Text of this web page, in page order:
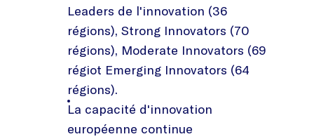
Leaders de l'innovation (36
régions), Strong Innovators (70
régions), Moderate Innovators (69
régiot Emerging Innovators (64
régions).
La capacité d'innovation
européenne continue